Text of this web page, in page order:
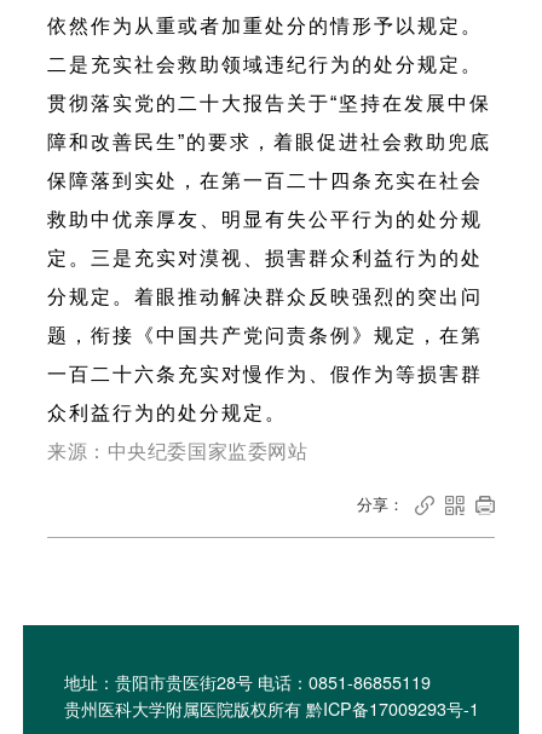
依然作为从重或者加重处分的情形予以规定。
二是充实社会救助领域违纪行为的处分规定。
贯彻落实党的二十大报告关于“坚持在发展中保
障和改善民生”的要求，着眼促进社会救助兜底
保障落到实处，在第一百二十四条充实在社会
救助中优亲厚友、明显有失公平行为的处分规
定。三是充实对漠视、损害群众利益行为的处
分规定。着眼推动解决群众反映强烈的突出问
题，衔接《中国共产党问责条例》规定，在第
一百二十六条充实对慢作为、假作为等损害群
众利益行为的处分规定。
来源：中央纪委国家监委网站
分享：   
地址：贵阳市贵医街28号 电话：0851-86855119
贵州医科大学附属医院版权所有 黔ICP备17009293号-1